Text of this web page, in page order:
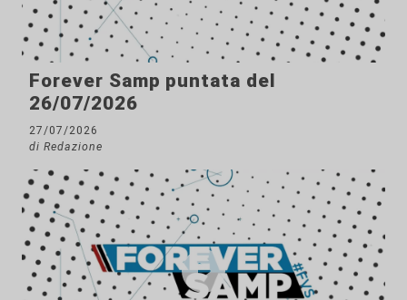
Forever Samp puntata del
26/07/2026
27/07/2026
di Redazione